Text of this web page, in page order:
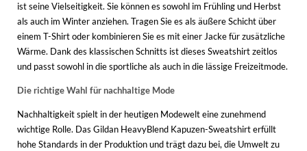
ist seine Vielseitigkeit. Sie können es sowohl im Frühling und Herbst
als auch im Winter anziehen. Tragen Sie es als äußere Schicht über
einem T-Shirt oder kombinieren Sie es mit einer Jacke für zusätzliche
Wärme. Dank des klassischen Schnitts ist dieses Sweatshirt zeitlos
und passt sowohl in die sportliche als auch in die lässige Freizeitmode.
Die richtige Wahl für nachhaltige Mode
Nachhaltigkeit spielt in der heutigen Modewelt eine zunehmend
wichtige Rolle. Das Gildan HeavyBlend Kapuzen-Sweatshirt erfüllt
hohe Standards in der Produktion und trägt dazu bei, die Umwelt zu